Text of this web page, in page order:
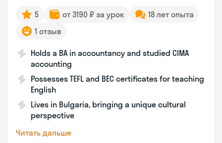
5 от 3190 ₽ за урок
18 лет опыта
1 отзыв
Holds a BA in accountancy and studied CIMA
accounting
Possesses TEFL and BEC certificates for teaching
English
Lives in Bulgaria, bringing a unique cultural
perspective
Читать дальше